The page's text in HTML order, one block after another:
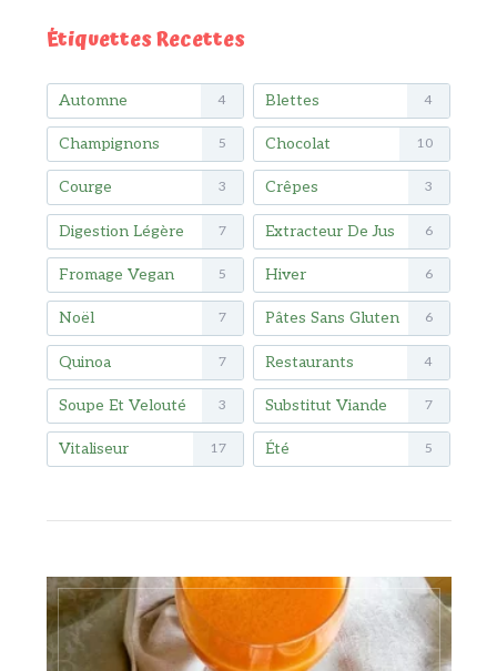
Étiquettes Recettes
Automne 4 Blettes 4
Champignons 5 Chocolat 10
Courge 3 Crêpes 3
Digestion Légère 7 Extracteur De Jus 6
Fromage Vegan 5 Hiver 6
Noël 7 Pâtes Sans Gluten 6
Quinoa 7 Restaurants 4
Soupe Et Velouté 3 Substitut Viande 7
Vitaliseur 17 Été 5